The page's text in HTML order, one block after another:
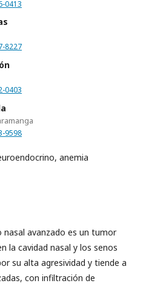
0413
8227
0403
9598
anemia
nasal avanzado es un tumor
la cavidad nasal y los senos
su alta agresividad y tiende a
con infiltración de